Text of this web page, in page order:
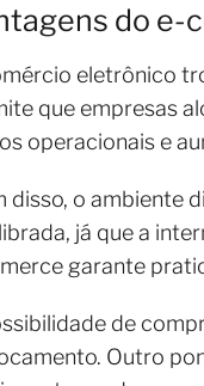
do e-
eletrônico
que empresas
operacionais e
disso, o ambiente
já que a
garante
de
Outro